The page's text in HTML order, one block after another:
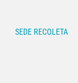
SEDE RECOLETA